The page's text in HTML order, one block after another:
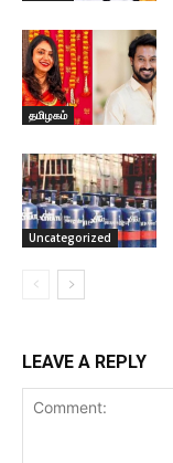
தமிழகம்
Uncategorized
LEAVE A REPLY